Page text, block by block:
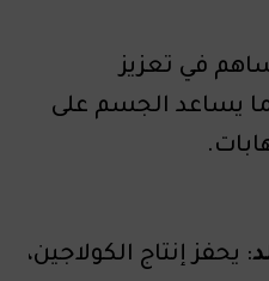
في تعزيز
يساعد الجسم على
: يحفز إنتاج الكولاجين،